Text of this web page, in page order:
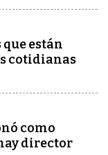
están
cotidianas
como
director